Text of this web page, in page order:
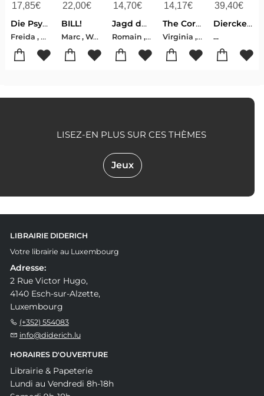
17,85€
Die Psychiaterin - Wurde ihr der Job zum Verhängnis?
Freida , McFadden
22,00€
BILL!
Marc , Weydert
14,70€
Jagd durch Luxemburg
Romain , Haas
14,17€
The Correspondent
Virginia , Evans
39,40€
Diercke Universalatlas Luxemburg 2020
...
Jeux
LISEZ-EN PLUS SUR CES THÈMES
LIBRAIRIE DIDERICH
Votre librairie au Luxembourg
Adresse:
2 Rue Victor Hugo,
4140 Esch-sur-Alzette,
Luxembourg
(+352) 554083
info@diderich.lu
HORAIRES D'OUVERTURE
Librairie & Papeterie
Lundi au Vendredi 8h-18h